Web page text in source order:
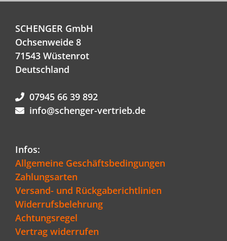
SCHENGER GmbH
Ochsenweide 8
71543 Wüstenrot
Deutschland
07945 66 39 892
info@schenger-vertrieb.de
Infos:
Allgemeine Geschäftsbedingungen
Zahlungsarten
Versand- und Rückgaberichtlinien
Widerrufsbelehrung
Achtungsregel
Vertrag widerrufen